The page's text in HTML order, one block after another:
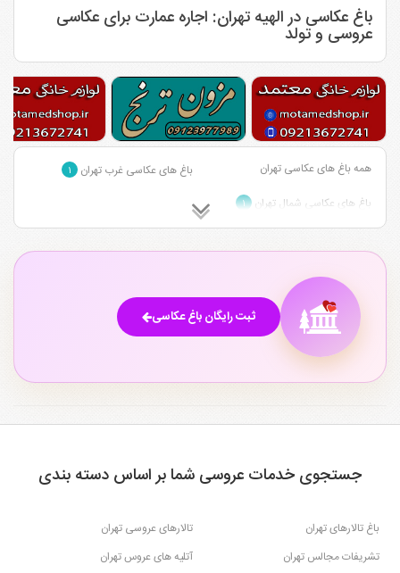
باغ عکاسی در الهیه تهران: اجاره عمارت برای عکاسی
عروسی و تولد
همه باغ های عکاسی تهران باغ های عکاسی غرب تهران ۱
باغ های عکاسی شمال تهران ۱
ثبت رایگان باغ عکاسی
جستجوی خدمات عروسی شما بر اساس دسته بندی
باغ تالارهای تهران
تالارهای عروسی تهران
تشریفات مجالس تهران
آتلیه های عروس تهران